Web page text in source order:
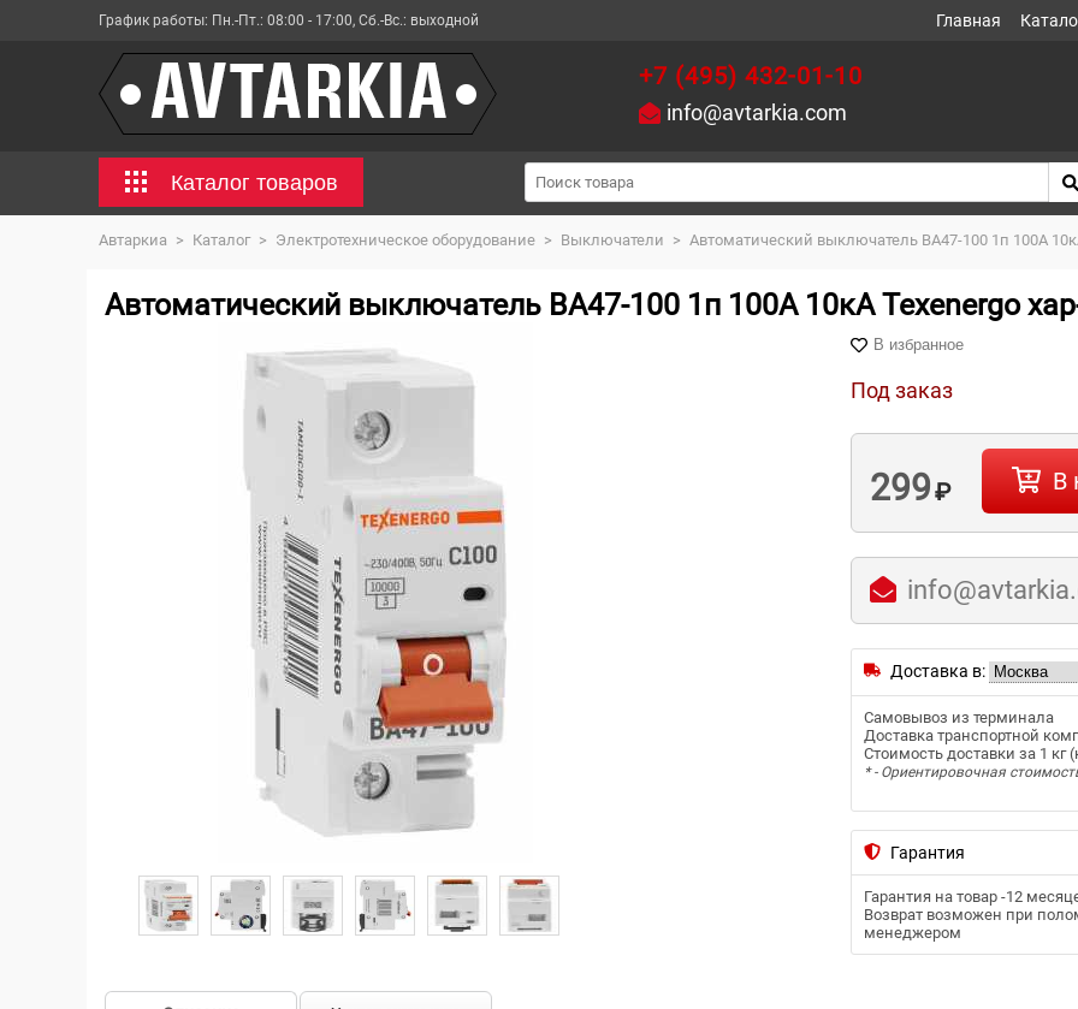
График работы: Пн.-Пт.: 08:00 - 17:00, Сб.-Вс.: выходной Главная
+7 (495) 432-01-10
info@avtarkia.com
Каталог товаров
Автаркиа > Каталог > Электротехническое оборудование > Выключатели > Автоматический выключатель ВА47-100 1п 100А
Автоматический выключатель ВА47-100 1п 100А 10кА Texenergo
В избранное
Под заказ
299₽ В
Доставка в:
Самовывоз из терминала
Доставка транспортной
Стоимость доставки за 1 кг
* - Ориентировочная
Гарантия
Гарантия на товар -12
Возврат возможен при
менеджером